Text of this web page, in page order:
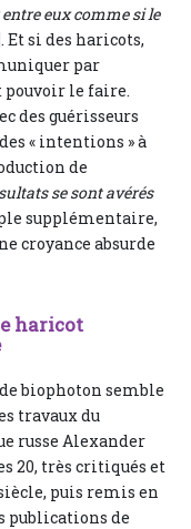
eux comme si le
. Et si des haricots,
par
pouvoir le faire.
des guérisseurs
« intentions » à
de
se sont avérés
supplémentaire,
croyance absurde
haricot
biophoton semble
travaux du
russe Alexander
20, très critiqués et
puis remis en
publications de